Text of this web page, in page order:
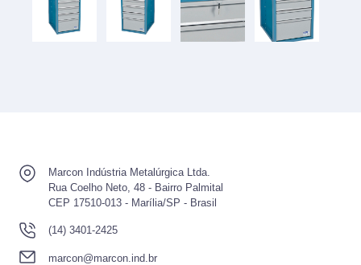
Marcon Indústria Metalúrgica Ltda.
Rua Coelho Neto, 48 - Bairro Palmital
CEP 17510-013 - Marília/SP - Brasil
(14) 3401-2425
marcon@marcon.ind.br